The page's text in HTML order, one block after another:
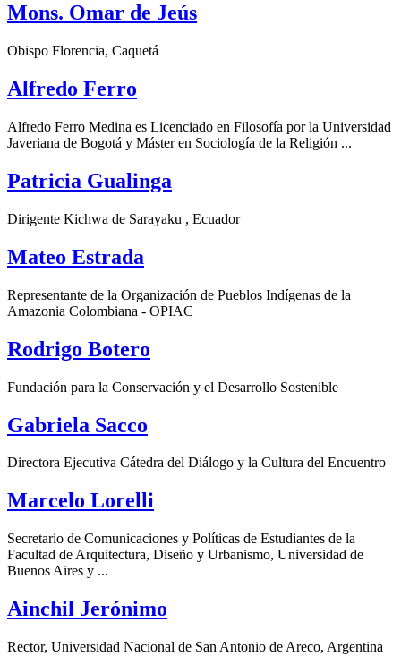
Mons. Omar de Jeús
Obispo Florencia, Caquetá
Alfredo Ferro
Alfredo Ferro Medina es Licenciado en Filosofía por la Universidad
Javeriana de Bogotá y Máster en Sociología de la Religión ...
Patricia Gualinga
Dirigente Kichwa de Sarayaku , Ecuador
Mateo Estrada
Representante de la Organización de Pueblos Indígenas de la
Amazonia Colombiana - OPIAC
Rodrigo Botero
Fundación para la Conservación y el Desarrollo Sostenible
Gabriela Sacco
Directora Ejecutiva Cátedra del Diálogo y la Cultura del Encuentro
Marcelo Lorelli
Secretario de Comunicaciones y Políticas de Estudiantes de la
Facultad de Arquitectura, Diseño y Urbanismo, Universidad de
Buenos Aires y ...
Ainchil Jerónimo
Rector, Universidad Nacional de San Antonio de Areco, Argentina